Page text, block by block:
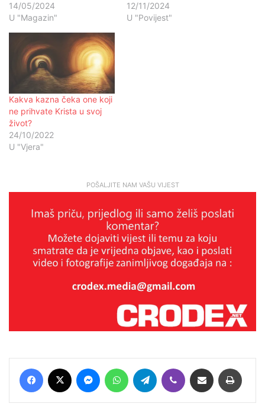
14/05/2024
U "Magazin"
12/11/2024
U "Povijest"
Kakva kazna čeka one koji
ne prihvate Krista u svoj
život?
24/10/2022
U "Vjera"
POŠALJITE NAM VAŠU VIJEST
Facebook MessengerWhatsAppTelegram Viber Podijeli putem E-maila